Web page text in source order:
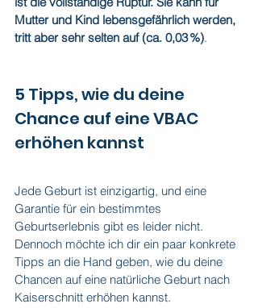
Mutter und Kind lebensgefährlich werden,
tritt aber sehr selten auf (ca. 0,03 %).
5 Tipps, wie du deine
Chance auf eine VBAC
erhöhen kannst
Jede Geburt ist einzigartig, und eine
Garantie für ein bestimmtes
Geburtserlebnis gibt es leider nicht.
Dennoch möchte ich dir ein paar konkrete
Tipps an die Hand geben, wie du deine
Chancen auf eine natürliche Geburt nach
Kaiserschnitt erhöhen kannst.